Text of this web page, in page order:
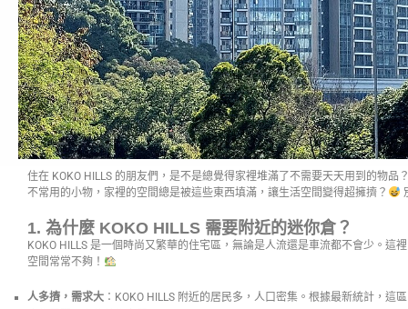
住在 KOKO HILLS 的朋友們，是不是總覺得家裡堆滿了不需要天天用到的物品
不常用的小物，家裡的空間總是被這些東西填滿，讓生活空間變得超擁擠？
1. 為什麼 KOKO HILLS 需要附近的迷你倉？
KOKO HILLS 是一個時尚又繁華的住宅區，無論是人流還是車流都不會少。這
空間常常不夠！
人多擠，需求大 ：KOKO HILLS 附近的居民多，人口密集。根據最新統計，這